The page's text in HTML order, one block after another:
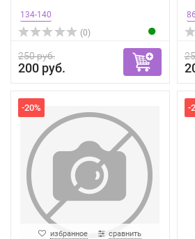
134-140
(0)
250 руб.
200 руб.
-20%
избранное сравнить
-